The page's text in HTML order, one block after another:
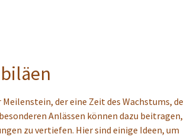
der eine Zeit des Wachstums,
Anlässen können dazu beitragen,
zu vertiefen. Hier sind einige Ideen, um